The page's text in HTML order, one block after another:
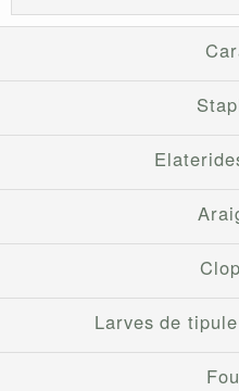
Larves de